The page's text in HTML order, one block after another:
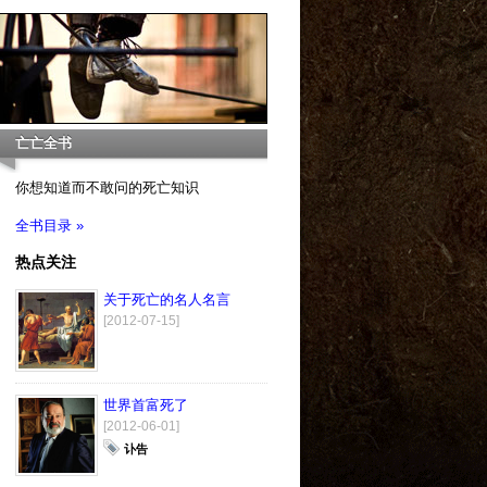
亡亡全书
你想知道而不敢问的死亡知识
全书目录 »
热点关注
关于死亡的名人名言
[2012-07-15]
世界首富死了
[2012-06-01]
讣告